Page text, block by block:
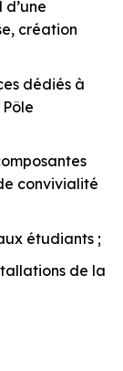
création
dédiés à
convivialité
étudiants ;
de la